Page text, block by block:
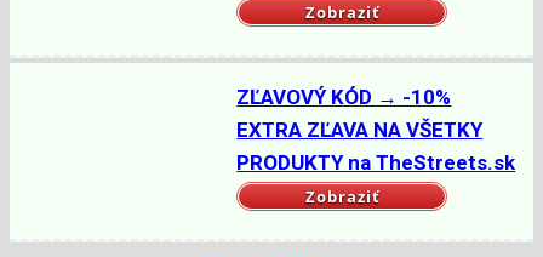
Zobraziť
ZĽAVOVÝ KÓD → -10%
EXTRA ZĽAVA NA VŠETKY
PRODUKTY na TheStreets.sk
Zobraziť